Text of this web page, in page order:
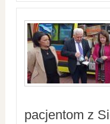
pacjentom z